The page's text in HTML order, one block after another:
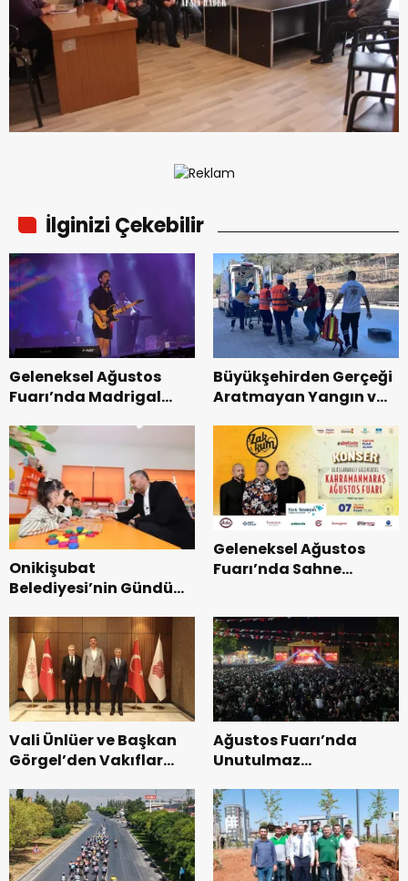
İlginizi Çekebilir
Geleneksel Ağustos
Fuarı’nda Madrigal
Büyükşehirden Gerçeği
Aratmayan Yangın ve
Onikişubat
Belediyesi’nin Gündüz
dönemin ön kayıtları
başladı.
Geleneksel Ağustos
Fuarı’nda Sahne
Vali Ünlüer ve Başkan
Görgel’den Vakıflar
ziyaret.
Ağustos Fuarı’nda
Unutulmaz